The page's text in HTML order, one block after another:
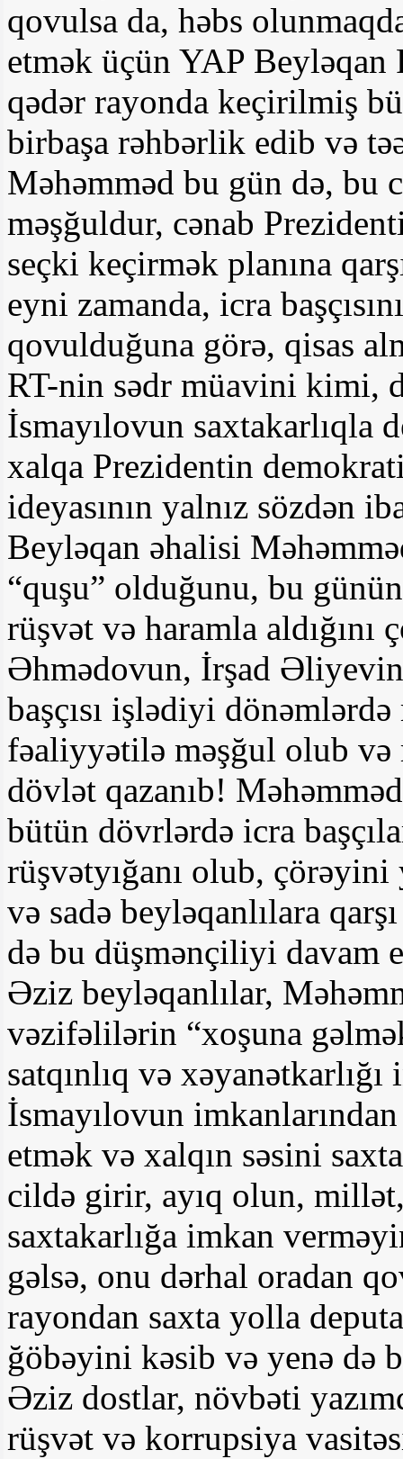
qovulsa da, həbs
etmək üçün YAP
qədər rayonda keçirilmiş
birbaşa rəhbərlik edib və
Məhəmməd bu gün də, bu
məşğuldur, cənab
seçki keçirmək planına
eyni zamanda, icra
qovulduğuna görə, qisas
RT-nin sədr müavini kimi,
İsmayılovun saxtakarlıqla
xalqa Prezidentin
ideyasının yalnız sözdən
Beyləqan əhalisi
“quşu” olduğunu, bu
rüşvət və haramla
Əhmədovun, İrşad
başçısı işlədiyi
fəaliyyətilə məşğul olub
dövlət qazanıb!
bütün dövrlərdə icra
rüşvətyığanı olub,
və sadə beyləqanlılara
də bu düşmənçiliyi davam
Əziz beyləqanlılar,
vəzifəlilərin “xoşuna
satqınlıq və
İsmayılovun
etmək və xalqın səsini
cildə girir, ayıq olun,
saxtakarlığa imkan
gəlsə, onu dərhal oradan
rayondan saxta yolla
ğöbəyini kəsib və yenə də
Əziz dostlar, növbəti
rüşvət və korrupsiya